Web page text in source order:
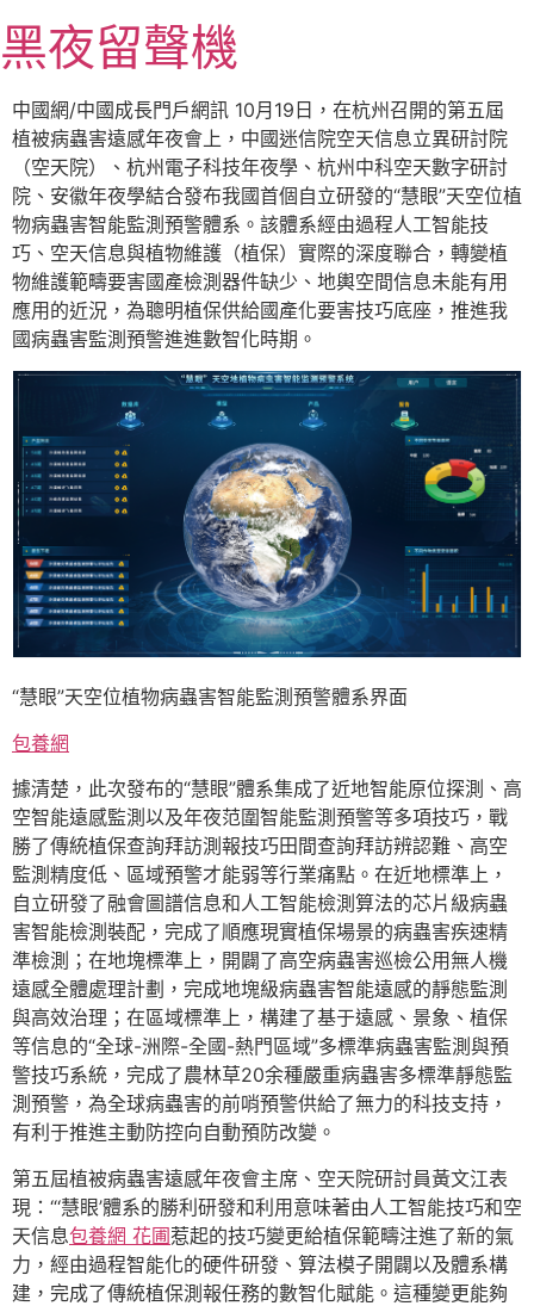
至
主
要
內
黑夜留聲機
中國網/中國成長門戶網訊 10月19日，在杭州召開的第五屆
植被病蟲害遠感年夜會上，中國迷信院空天信息立異研討院
（空天院）、杭州電子科技年夜學、杭州中科空天數字研討
院、安徽年夜學結合發布我國首個自立研發的“慧眼”天空位植
物病蟲害智能監測預警體系。該體系經由過程人工智能技
巧、空天信息與植物維護（植保）實際的深度聯合，轉變植
物維護範疇要害國產檢測器件缺少、地輿空間信息未能有用
應用的近況，為聰明植保供給國產化要害技巧底座，推進我
國病蟲害監測預警進進數智化時期。
“慧眼”天空位植物病蟲害智能監測預警體系界面
包養網
據清楚，此次發布的“慧眼”體系集成了近地智能原位探測、高
空智能遠感監測以及年夜范圍智能監測預警等多項技巧，戰
勝了傳統植保查詢拜訪測報技巧田間查詢拜訪辨認難、高空
監測精度低、區域預警才能弱等行業痛點。在近地標準上，
自立研發了融會圖譜信息和人工智能檢測算法的芯片級病蟲
害智能檢測裝配，完成了順應現實植保場景的病蟲害疾速精
準檢測；在地塊標準上，開闢了高空病蟲害巡檢公用無人機
遠感全體處理計劃，完成地塊級病蟲害智能遠感的靜態監測
與高效治理；在區域標準上，構建了基于遠感、景象、植保
等信息的“全球-洲際-全國-熱門區域”多標準病蟲害監測與預
警技巧系統，完成了農林草20余種嚴重病蟲害多標準靜態監
測預警，為全球病蟲害的前哨預警供給了無力的科技支持，
有利于推進主動防控向自動預防改變。
第五屆植被病蟲害遠感年夜會主席、空天院研討員黃文江表
現：“‘慧眼’體系的勝利研發和利用意味著由人工智能技巧和空
天信息包養網 花圃惹起的技巧變更給植保範疇注進了新的氣
力，經由過程智能化的硬件研發、算法模子開闢以及體系構
建，完成了傳統植保測報任務的數智化賦能。這種變更能夠